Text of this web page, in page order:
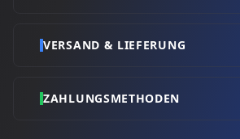
VERSAND & LIEFERUNG
ZAHLUNGSMETHODEN